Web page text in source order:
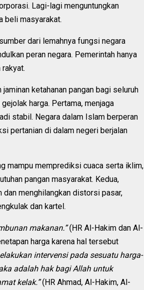
Lagi-lagi menguntungkan
beli masyarakat.
dari lemahnya fungsi negara
peran negara. Pemerintah hanya
ketahanan pangan bagi seluruh
harga. Pertama, menjaga
stabil. Negara dalam Islam berperan
pertanian di dalam negeri berjalan
mampu memprediksi cuaca serta iklim,
pangan masyarakat. Kedua,
dan menghilangkan distorsi pasar,
dan kartel.
makanan.”(HR Al-Hakim dan Al-
harga karena hal tersebut
intervensi pada sesuatu harga-
adalah hak bagi Allah untuk
kelak.”(HR Ahmad, Al-Hakim, Al-